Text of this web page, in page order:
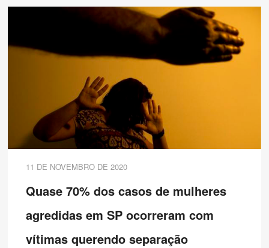
11 DE NOVEMBRO DE 2020
Quase 70% dos casos de mulheres
agredidas em SP ocorreram com
vítimas querendo separação